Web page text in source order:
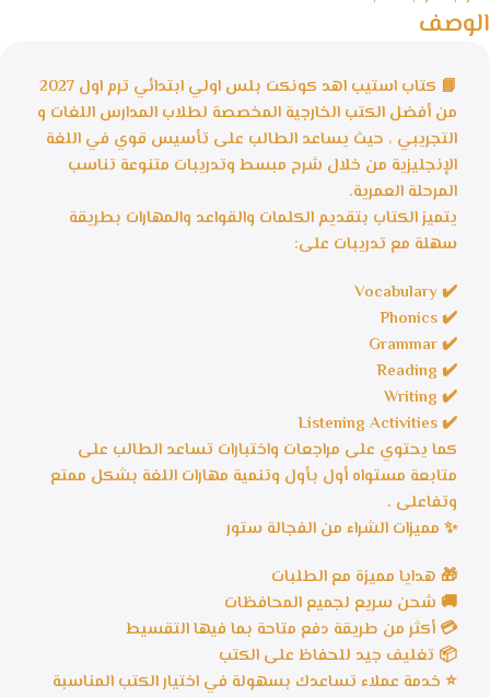
الوصف
📘 كتاب استيب اهد كونكت بلس اولي ابتدائي ترم اول 2027
من أفضل الكتب الخارجية المخصصة لطلاب المدارس اللغات و
التجريبي ، حيث يساعد الطالب على تأسيس قوي في اللغة
الإنجليزية من خلال شرح مبسط وتدريبات متنوعة تناسب
المرحلة العمرية.
يتميز الكتاب بتقديم الكلمات والقواعد والمهارات بطريقة
سهلة مع تدريبات على:
✔️ Vocabulary
✔️ Phonics
✔️ Grammar
✔️ Reading
✔️ Writing
✔️ Listening Activities
كما يحتوي على مراجعات واختبارات تساعد الطالب على
متابعة مستواه أول بأول وتنمية مهارات اللغة بشكل ممتع
وتفاعلى .
✨ مميزات الشراء من الفجالة ستور
🎁 هدايا مميزة مع الطلبات
🚚 شحن سريع لجميع المحافظات
💳 أكثر من طريقة دفع متاحة بما فيها التقسيط
📦 تغليف جيد للحفاظ على الكتب
⭐ خدمة عملاء تساعدك بسهولة في اختيار الكتب المناسبة